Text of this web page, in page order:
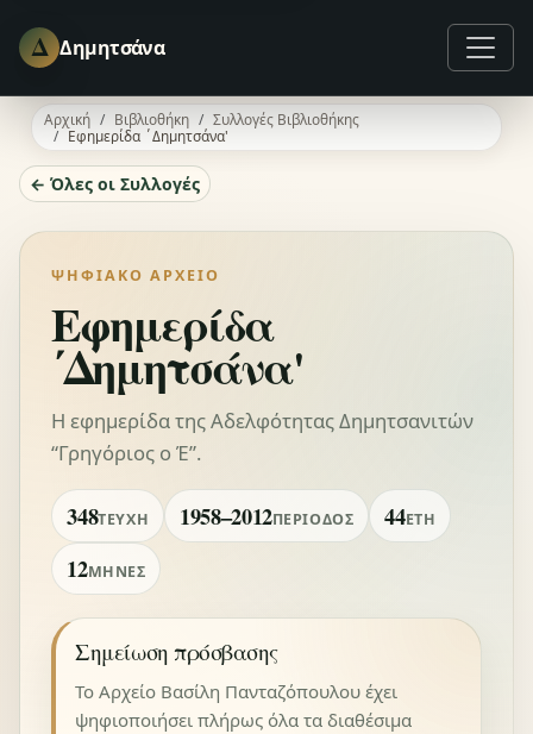
Δ Δημητσάνα
Αρχική Βιβλιοθήκη
Συλλογές Βιβλιοθήκης
Εφημερίδα ΄Δημητσάνα'
← Όλες οι Συλλογές
ΨΗΦΙΑΚΌ ΑΡΧΕΊΟ
Εφημερίδα
΄Δημητσάνα'
Η εφημερίδα της Αδελφότητας Δημητσανιτών
“Γρηγόριος ο Έ”.
348ΤΕΎΧΗ 1958–2012ΠΕΡΊΟΔΟΣ 44ΈΤΗ
12ΜΉΝΕΣ
Σημείωση πρόσβασης
Το Αρχείο Βασίλη Πανταζόπουλου έχει
ψηφιοποιήσει πλήρως όλα τα διαθέσιμα